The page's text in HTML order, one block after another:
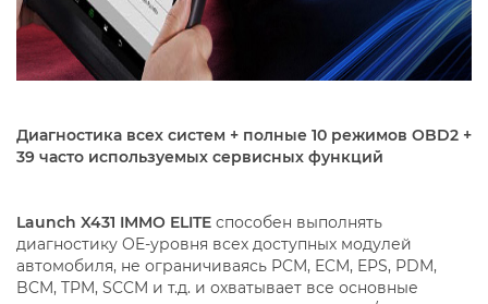
Диагностика всех систем + полные 10 режимов OBD2 +
39 часто используемых сервисных функций
Launch X431 IMMO ELITE способен выполнять
диагностику OE-уровня всех доступных модулей
автомобиля, не ограничиваясь PCM, ECM, EPS, PDM,
BCM, TPM, SCCM и т.д. и охватывает все основные